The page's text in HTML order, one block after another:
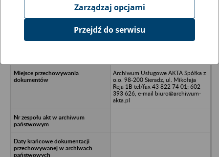
Ukryj wszystkie pozycje bazy
Spółdzielnia Kółek Rolniczych w
Archiwum Usługowe AKTA Spółka z
o.o. 98-200 Sieradz, ul. Mikołaja
Reja 1B tel/fax 43 822 74 01; 602
393 626, e-mail biuro@archiwum-
akta.pl
Zarządzaj opcjami
Przejdź do serwisu